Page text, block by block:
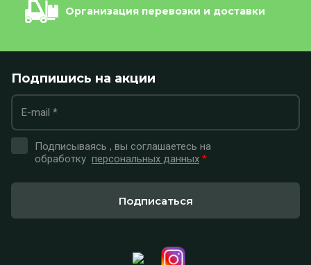
Организация перевозки и доставки
Подпишись на акции
Подписываясь , вы соглашаетесь на
обработку персональных данных *
Подписаться